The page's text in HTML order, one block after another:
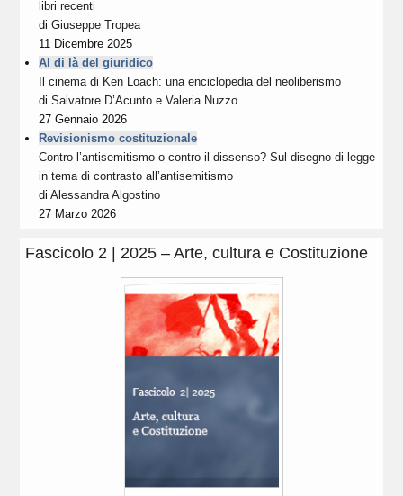
libri recenti
diGiuseppe Tropea
11 Dicembre 2025
Al di là del giuridico
Il cinema di Ken Loach: una enciclopedia del neoliberismo
diSalvatore D’Acunto eValeria Nuzzo
27 Gennaio 2026
Revisionismo costituzionale
Contro l’antisemitismo o contro il dissenso? Sul disegno di legge
in tema di contrasto all’antisemitismo
diAlessandra Algostino
27 Marzo 2026
Fascicolo 2 | 2025 – Arte, cultura e Costituzione